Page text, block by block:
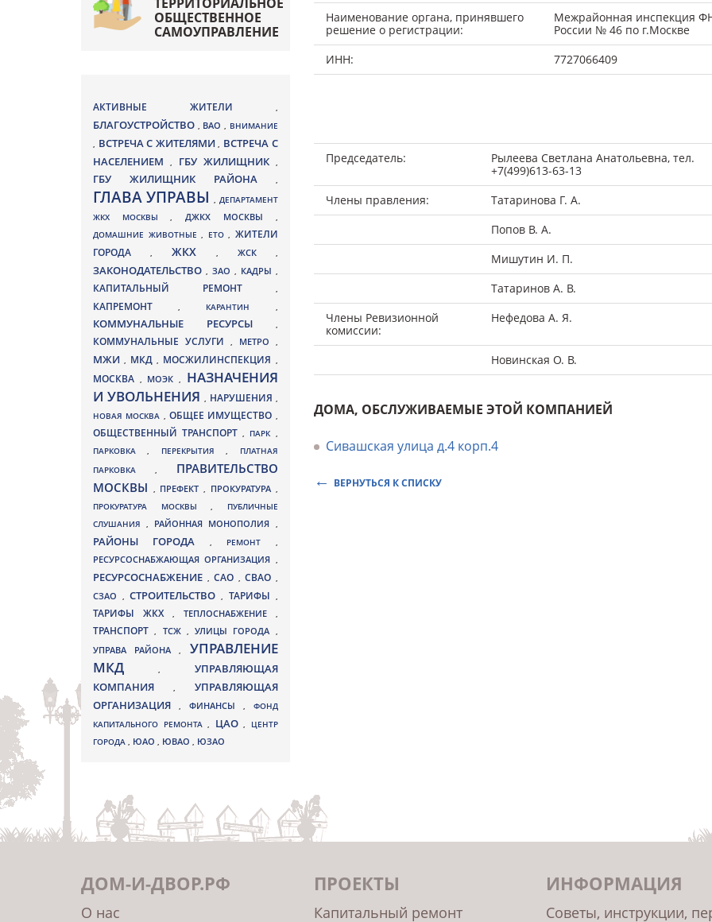
Наименование органа, принявшего
решение о регистрации:
Межрайонная инспекция
России № 46 по г.Москве
ИНН:
7727066409
Председатель:
Рылеева Светлана Анатольевна, тел.
+7(499)613-63-13
Члены правления:
Татаринова Г. А.
Попов В. А.
Мишутин И. П.
Татаринов А. В.
Члены Ревизионной
комиссии:
Нефедова А. Я.
Новинская О. В.
ДОМА, ОБСЛУЖИВАЕМЫЕ ЭТОЙ КОМПАНИЕЙ
Сивашская улица д.4 корп.4
ВЕРНУТЬСЯ К СПИСКУ
ОБЩЕСТВЕННОЕ
САМОУПРАВЛЕНИЕ
АКТИВНЫЕ ЖИТЕЛИ ,
БЛАГОУСТРОЙСТВО , ВАО , ВНИМАНИЕ
, ВСТРЕЧА С ЖИТЕЛЯМИ, ВСТРЕЧА С
НАСЕЛЕНИЕМ
, ГБУ ЖИЛИЩНИК ,
ГБУ ЖИЛИЩНИК РАЙОНА ,
ГЛАВА УПРАВЫ, ДЕПАРТАМЕНТ
ЖКХ МОСКВЫ,ДЖКХ МОСКВЫ ,
ДОМАШНИЕ ЖИВОТНЫЕ , ЕТО , ЖИТЕЛИ
ГОРОДА
, ЖКХ , ЖСК ,
ЗАКОНОДАТЕЛЬСТВО , ЗАО , КАДРЫ ,
КАПИТАЛЬНЫЙ РЕМОНТ ,
КАПРЕМОНТ , КАРАНТИН ,
КОММУНАЛЬНЫЕ РЕСУРСЫ ,
КОММУНАЛЬНЫЕ УСЛУГИ , МЕТРО ,
МЖИ, МКД , МОСЖИЛИНСПЕКЦИЯ ,
МОСКВА , МОЭК ,
НАЗНАЧЕНИЯ
И УВОЛЬНЕНИЯ , НАРУШЕНИЯ ,
НОВАЯ МОСКВА , ОБЩЕЕ ИМУЩЕСТВО ,
ОБЩЕСТВЕННЫЙ ТРАНСПОРТ, ПАРК ,
ПАРКОВКА, ПЕРЕКРЫТИЯ,
ПЛАТНАЯ
ПАРКОВКА ,
ПРАВИТЕЛЬСТВО
МОСКВЫ , ПРЕФЕКТ, ПРОКУРАТУРА ,
ПРОКУРАТУРА МОСКВЫ ,
ПУБЛИЧНЫЕ
СЛУШАНИЯ, РАЙОННАЯ МОНОПОЛИЯ ,
РАЙОНЫ ГОРОДА , РЕМОНТ ,
РЕСУРСОСНАБЖАЮЩАЯ ОРГАНИЗАЦИЯ ,
РЕСУРСОСНАБЖЕНИЕ , САО , СВАО ,
СЗАО ,СТРОИТЕЛЬСТВО, ТАРИФЫ ,
ТАРИФЫ ЖКХ , ТЕПЛОСНАБЖЕНИЕ ,
ТРАНСПОРТ, ТСЖ , УЛИЦЫ ГОРОДА ,
УПРАВА РАЙОНА, УПРАВЛЕНИЕ
МКД, УПРАВЛЯЮЩАЯ
КОМПАНИЯ
, УПРАВЛЯЮЩАЯ
ОРГАНИЗАЦИЯ
, ФИНАНСЫ , ФОНД
КАПИТАЛЬНОГО РЕМОНТА , ЦАО ,
ЦЕНТР
ГОРОДА , ЮАО , ЮВАО , ЮЗАО
ДОМ-И-ДВОР.РФ
О нас
ПРОЕКТЫ
Капитальный ремонт
ИНФОРМАЦИЯ
Советы, инструкции,